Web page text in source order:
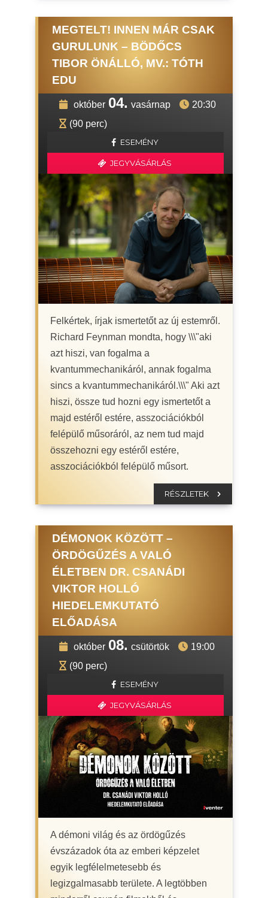
MEGTELT! INNEN MÁR CSAK
GURULUNK – BÖDŐCS
TIBOR ÖNÁLLÓ, MV.: TÓTH
EDU
október 04. vasárnap
20:30
(90 perc)
ESEMÉNY
JEGYVÁSÁRLÁS
Felkértek, írjak ismertetőt az új estemről.
Richard Feynman mondta, hogy \\\"aki
azt hiszi, van fogalma a
kvantummechanikáról, annak fogalma
sincs a kvantummechanikáról.\\\" Aki azt
hiszi, össze tud hozni egy ismertetőt a
majd estéről estére, asszociációkból
felépülő műsoráról, az nem tud majd
összehozni egy estéről estére,
asszociációkból felépülő műsort.
RÉSZLETEK
DÉMONOK KÖZÖTT –
ÖRDÖGŰZÉS A VALÓ
ÉLETBEN DR. CSANÁDI
VIKTOR HOLLÓ
HIEDELEMKUTATÓ
ELŐADÁSA
október 08. csütörtök
19:00
(90 perc)
ESEMÉNY
JEGYVÁSÁRLÁS
A démoni világ és az ördögűzés
évszázadok óta az emberi képzelet
egyik legfélelmetesebb és
legizgalmasabb területe. A legtöbben